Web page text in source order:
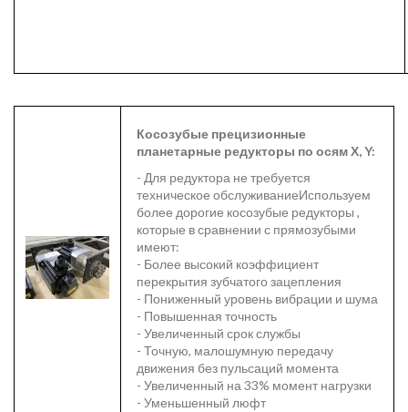
Косозубые прецизионные
планетарные редукторы по осям Х, Y:
- Для редуктора не требуется
техническое обслуживаниеИспользуем
более дорогие косозубые редукторы ,
которые в сравнении с прямозубыми
имеют:
- Более высокий коэффициент
перекрытия зубчатого зацепления
- Пониженный уровень вибрации и шума
- Повышенная точность
- Увеличенный срок службы
- Точную, малошумную передачу
движения без пульсаций момента
- Увеличенный на 33% момент нагрузки
- Уменьшенный люфт